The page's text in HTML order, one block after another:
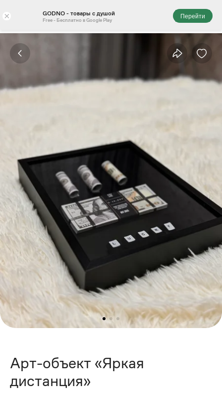
× GODNO - товары с душой
Free - Бесплатно в Google Play
Перейти
Арт-объект «Яркая
дистанция»